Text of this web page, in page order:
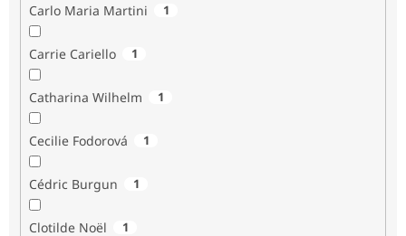
Carlo Maria Martini 1
Carrie Cariello 1
Catharina Wilhelm 1
Cecilie Fodorová 1
Cédric Burgun 1
Clotilde Noël 1